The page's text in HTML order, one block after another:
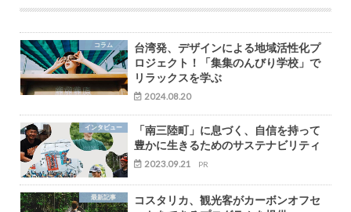
コラム
台湾発、デザインによる地域活性化プ
ロジェクト！「集集のんびり学校」で
リラックスを学ぶ
2024.08.20
インタビュー
「南三陸町」に息づく、自信を持って
豊かに生きるためのサステナビリティ
2023.09.21 PR
最新記事
コスタリカ、観光客がカーボンオフセ